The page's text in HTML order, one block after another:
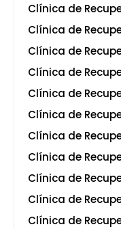
Clínica de
Clínica de
Clínica de
Clínica de
Clínica de
Clínica de
Clínica de
Clínica de
Clínica de
Clínica de
Clínica de